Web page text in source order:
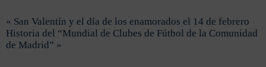
« San Valentín y el día de los enamorados el 14 de febrero
Historia del “Mundial de Clubes de Fútbol de la Comunidad
de Madrid” »